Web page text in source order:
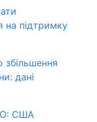
на підтримку
збільшення
дані
США